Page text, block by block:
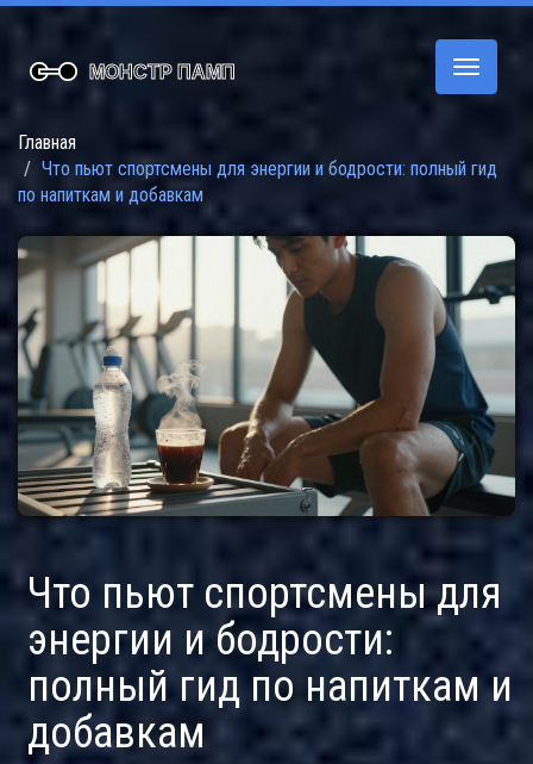
Главная
Что пьют спортсмены для энергии и бодрости: полный гид
по напиткам и добавкам
Что пьют спортсмены для
энергии и бодрости:
полный гид по напиткам и
добавкам